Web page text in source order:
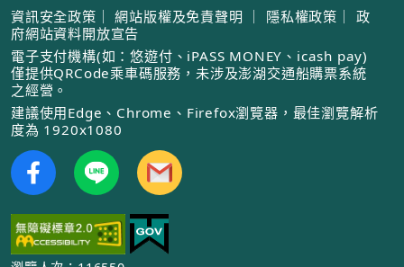
資訊安全政策 ｜ 網站版權及免責聲明 ｜ 隱私權政策 ｜
政
府網站資料開放宣告
電子支付機構(如：悠遊付、iPASS MONEY、icash pay)
僅提供QRCode乘車碼服務，未涉及澎湖交通船購票系統
之經營。
建議使用Edge、Chrome、Firefox瀏覽器，最佳瀏覽解析
度為 1920x1080